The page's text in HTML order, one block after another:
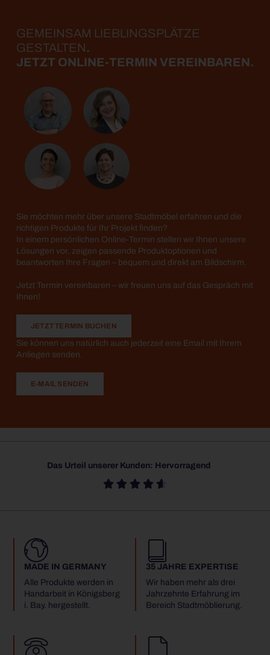
GEMEINSAM LIEBLINGS­PLÄTZE
GESTALTEN.
JETZT ONLINE-TERMIN VEREINBAREN.
Sie möchten mehr über unsere Stadtmöbel erfahren und die
richtigen Produkte für Ihr Projekt finden?
In einem persönlichen Online-Termin stellen wir Ihnen unsere
Lösungen vor, zeigen passende Produktoptionen und
beantworten Ihre Fragen – bequem und direkt am Bildschirm.
Jetzt Termin vereinbaren – wir freuen uns auf das Gespräch mit
Ihnen!
JETZT TERMIN BUCHEN
Sie können uns natürlich auch jederzeit eine Email mit Ihrem
Anliegen senden.
E-MAIL SENDEN
Das Urteil unserer Kunden: Hervorragend
    
MADE IN GERMANY
Alle Produkte werden in
Handarbeit in Königsberg
i. Bay. hergestellt.
35 JAHRE EXPERTISE
Wir haben mehr als drei
Jahrzehnte Erfahrung im
Bereich Stadtmöblierung.